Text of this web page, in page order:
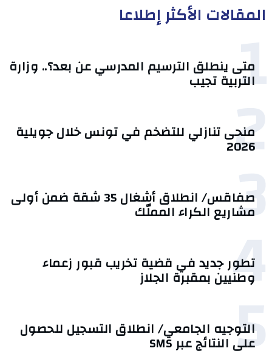
المقالات الأكثر إطلاعا
1
متى ينطلق الترسيم المدرسي عن بعد؟.. وزارة
التربية تجيب
2 منحى تنازلي ‎للتضخم في تونس خلال جويلية
2026‎
3 صفاقس/ انطلاق أشغال 35 شقة ضمن أولى
مشاريع الكراء المملّك
4
تطور جديد في قضية تخريب قبور زعماء
وطنيين بمقبرة الجلاز
5
التوجيه الجامعي/ انطلاق التسجيل للحصول
على النتائج عبر SMS